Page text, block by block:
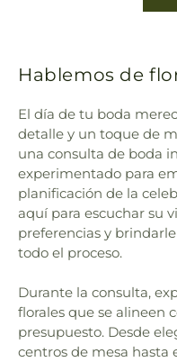
Hablemos de
El día de tu boda
detalle y un toque de
una consulta de boda
experimentado para
planificación de la
aquí para escuchar su
preferencias y
todo el proceso.
Durante la consulta,
florales que se alineen
presupuesto. Desde
centros de mesa hasta